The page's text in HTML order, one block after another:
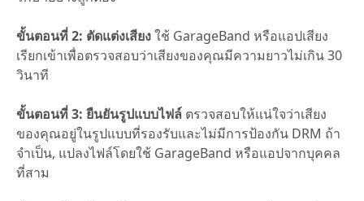
ขั้นตอนที่ 2: ตัดแต่งเสียงใช้ GarageBand หรือแอปเสียง
เรียกเข้าเพื่อตรวจสอบว่าเสียงของคุณมีความยาวไม่เกิน 30
วินาที
ขั้นตอนที่ 3: ยืนยันรูปแบบไฟล์ ตรวจสอบให้แน่ใจว่าเสียง
ของคุณอยู่ในรูปแบบที่รองรับและไม่มีการป้องกัน DRM ถ้า
จำเป็น, แปลงไฟล์โดยใช้ GarageBand หรือแอปจากบุคคล
ที่สาม